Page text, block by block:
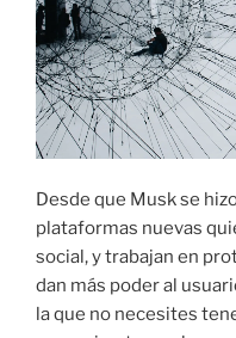
Desde que Musk se
plataformas nuevas
social, y trabajan en
dan más poder al
la que no necesites